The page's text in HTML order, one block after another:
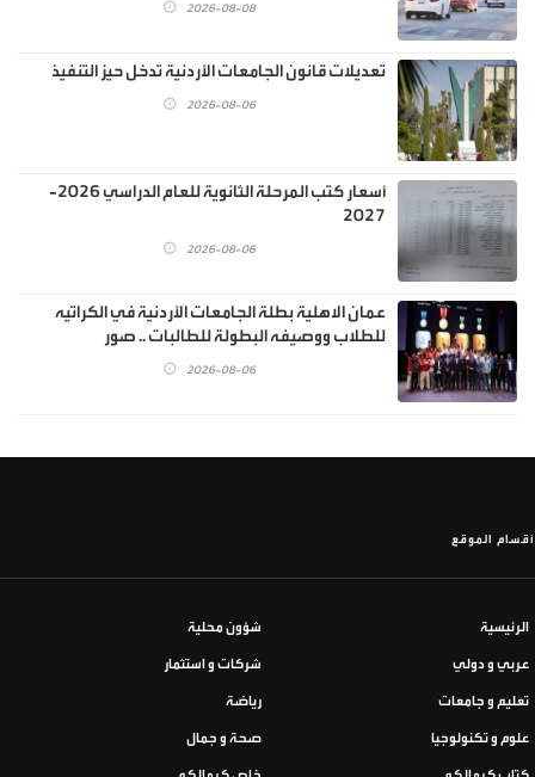
2026-08-08
تعديلات قانون الجامعات الأردنية تدخل حيز التنفيذ
2026-08-06
أسعار كتب المرحلة الثانوية للعام الدراسي 2026-
2027
2026-08-06
عمان الاهلية بطلة الجامعات الأردنية في الكراتيه
للطلاب ووصيفه البطولة للطالبات .. صور
2026-08-06
أقسام الموقع
الرئيسية شؤون محلية
عربي و دولي شركات و استثمار
تعليم و جامعات رياضة
علوم و تكنولوجيا صحة و جمال